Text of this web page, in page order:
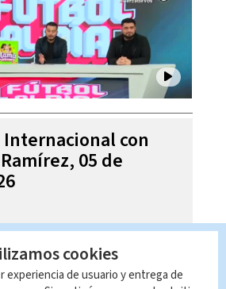
con
05 de
cookies
experiencia de usuario y entrega de